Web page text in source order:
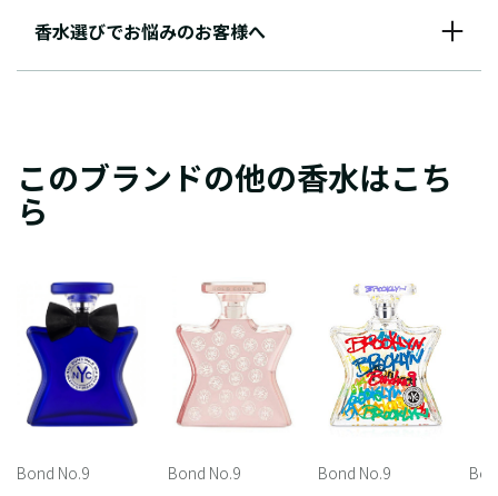
香水選びでお悩みのお客様へ
このブランドの他の香水はこち
ら
Bond No.9 Bond No.9 Bond No.9